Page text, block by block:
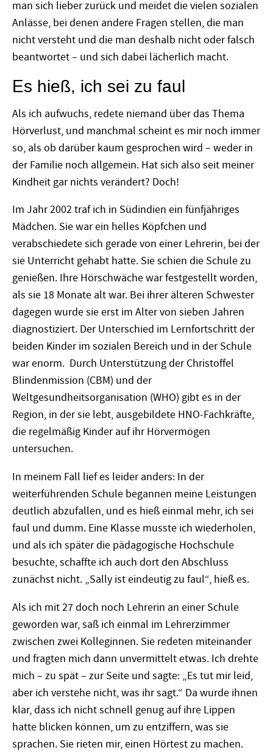
man sich lieber zurück und meidet die vielen sozialen
Anlässe, bei denen andere Fragen stellen, die man
nicht versteht und die man deshalb nicht oder falsch
beantwortet – und sich dabei lächerlich macht.
Es hieß, ich sei zu faul
Als ich aufwuchs, redete niemand über das Thema
Hörverlust, und manchmal scheint es mir noch immer
so, als ob darüber kaum gesprochen wird – weder in
der Familie noch allgemein. Hat sich also seit meiner
Kindheit gar nichts verändert? Doch!
Im Jahr 2002 traf ich in Südindien ein fünfjähriges
Mädchen. Sie war ein helles Köpfchen und
verabschiedete sich gerade von einer Lehrerin, bei der
sie Unterricht gehabt hatte. Sie schien die Schule zu
genießen. Ihre Hörschwäche war festgestellt worden,
als sie 18 Monate alt war. Bei ihrer älteren Schwester
dagegen wurde sie erst im Alter von sieben Jahren
diagnostiziert. Der Unterschied im Lernfortschritt der
beiden Kinder im sozialen Bereich und in der Schule
war enorm. Durch Unterstützung der Christoffel
Blindenmission (CBM) und der
Weltgesundheitsorganisation (WHO) gibt es in der
Region, in der sie lebt, ausgebildete HNO-Fachkräfte,
die regelmäßig Kinder auf ihr Hörvermögen
untersuchen.
In meinem Fall lief es leider anders: In der
weiterführenden Schule begannen meine Leistungen
deutlich abzufallen, und es hieß einmal mehr, ich sei
faul und dumm. Eine Klasse musste ich wiederholen,
und als ich später die pädagogische Hochschule
besuchte, schaffte ich auch dort den Abschluss
zunächst nicht. „Sally ist eindeutig zu faul“, hieß es.
Als ich mit 27 doch noch Lehrerin an einer Schule
geworden war, saß ich einmal im Lehrerzimmer
zwischen zwei Kolleginnen. Sie redeten miteinander
und fragten mich dann unvermittelt etwas. Ich drehte
mich – zu spät – zur Seite und sagte: „Es tut mir leid,
aber ich verstehe nicht, was ihr sagt.“ Da wurde ihnen
klar, dass ich nicht schnell genug auf ihre Lippen
hatte blicken können, um zu entziffern, was sie
sprachen. Sie rieten mir, einen Hörtest zu machen.